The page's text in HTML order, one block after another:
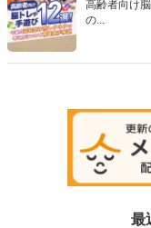
高齢者向け
の...
最